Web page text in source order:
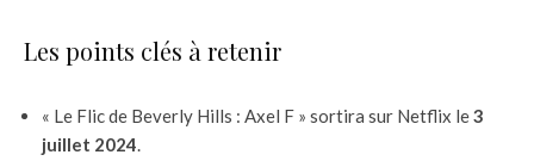
Les points clés à retenir
« Le Flic de Beverly Hills : Axel F » sortira sur Netflix le3
juillet 2024.